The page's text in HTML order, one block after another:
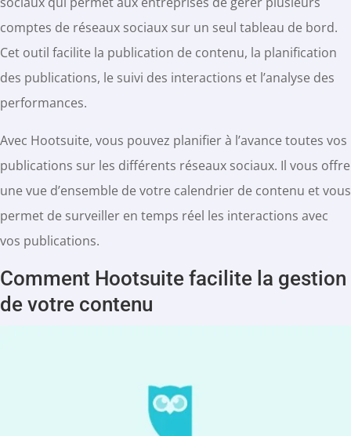
comptes de réseaux sociaux sur un seul tableau de bord.
Cet outil facilite la publication de contenu, la planification
des publications, le suivi des interactions et l’analyse des
performances.
Avec Hootsuite, vous pouvez planifier à l’avance toutes vos
publications sur les différents réseaux sociaux. Il vous offre
une vue d’ensemble de votre calendrier de contenu et vous
permet de surveiller en temps réel les interactions avec
vos publications.
Comment Hootsuite facilite la gestion
de votre contenu